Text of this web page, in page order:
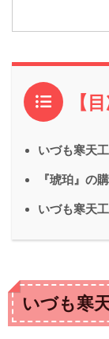
【
いづも寒天
『琥珀』の
いづも寒天
いづも寒